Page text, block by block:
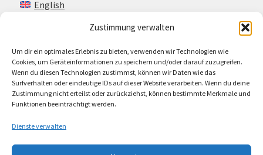
Zustimmung verwalten
Um dir ein optimales Erlebnis zu bieten, verwenden wir Technologien wie
Cookies, um Geräteinformationen zu speichern und/oder darauf zuzugreifen.
Wenn du diesen Technologien zustimmst, können wir Daten wie das
Surfverhalten oder eindeutige IDs auf dieser Website verarbeiten. Wenn du deine
Zustimmung nicht erteilst oder zurückziehst, können bestimmte Merkmale und
Funktionen beeinträchtigt werden.
Dienste verwalten
English
Kontakt
Impressum + AGB
Cookie-Richtlinie (EU)